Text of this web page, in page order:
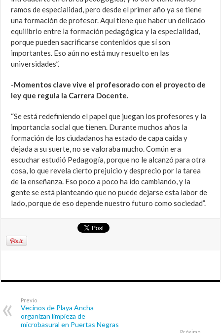
ramos de especialidad, pero desde el primer año ya se tiene
una formación de profesor. Aquí tiene que haber un delicado
equilibrio entre la formación pedagógica y la especialidad,
porque pueden sacrificarse contenidos que sí son
importantes. Eso aún no está muy resuelto en las
universidades”.
-Momentos clave vive el profesorado con el proyecto de
ley que regula la Carrera Docente.
“Se está redefiniendo el papel que juegan los profesores y la
importancia social que tienen. Durante muchos años la
formación de los ciudadanos ha estado de capa caída y
dejada a su suerte, no se valoraba mucho. Común era
escuchar estudió Pedagogía, porque no le alcanzó para otra
cosa, lo que revela cierto prejuicio y desprecio por la tarea
de la enseñanza. Eso poco a poco ha ido cambiando, y la
gente se está planteando que no puede dejarse esta labor de
lado, porque de eso depende nuestro futuro como sociedad”.
Previo
Vecinos de Playa Ancha
organizan limpieza de
microbasural en Puertas Negras